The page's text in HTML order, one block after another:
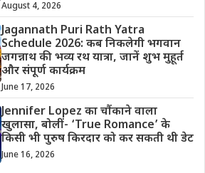
August 4, 2026
Jagannath Puri Rath Yatra
Schedule 2026: कब निकलेगी भगवान
जगन्नाथ की भव्य रथ यात्रा, जानें शुभ मुहूर्त
और संपूर्ण कार्यक्रम
June 17, 2026
Jennifer Lopez का चौंकाने वाला
खुलासा, बोलीं- ‘True Romance’ के
किसी भी पुरुष किरदार को कर सकती थी डेट
June 16, 2026